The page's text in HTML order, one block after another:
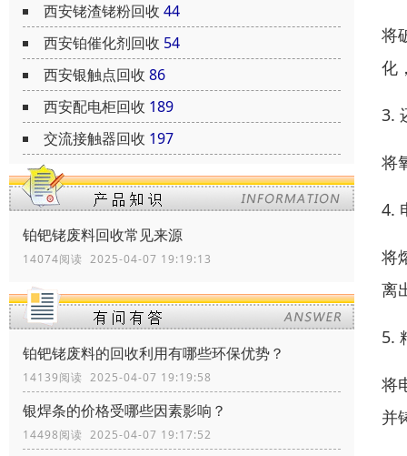
西安铑渣铑粉回收 44
西安铂催化剂回收 54
西安银触点回收 86
西安配电柜回收 189
交流接触器回收 197
铂钯铑废料回收常见来源
14074阅读 2025-04-07 19:19:13
铂钯铑废料的回收利用有哪些环保优势？
14139阅读 2025-04-07 19:19:58
银焊条的价格受哪些因素影响？
14498阅读 2025-04-07 19:17:52
将
化
3.
将
4.
将
离
5.
将
并